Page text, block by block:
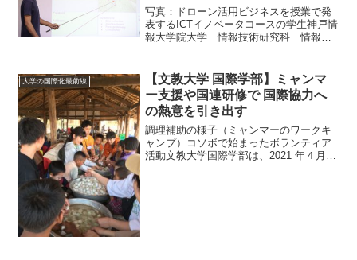
写真：ドローン活用ビジネスを授業で発
表するICTイノベータコースの学生神戸情
報大学院大学 情報技術研究科 情報シ
した神戸情報大学院大学（以下、KIC）
は、社会...
大学の国際化最前線
【文教大学 国際学部】ミャンマ
ー支援や国連研修で 国際協力へ
の熱意を引き出す
調理補助の様子（ミャンマーのワークキ
ャンプ）コソボで始まったボランティア
活動文教大学国際学部は、2021 年４月、